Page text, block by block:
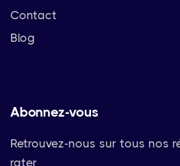
Contact
Blog
Abonnez-vous
Retrouvez-nous sur tous nos
rater